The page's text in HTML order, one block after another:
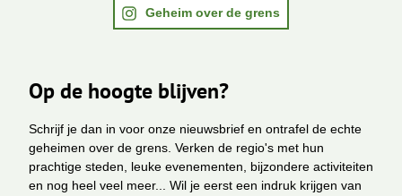
Geheim over de grens
Op de hoogte blijven?
Schrijf je dan in voor onze nieuwsbrief en ontrafel de echte
geheimen over de grens. Verken de regio's met hun
prachtige steden, leuke evenementen, bijzondere activiteiten
en nog heel veel meer... Wil je eerst een indruk krijgen van